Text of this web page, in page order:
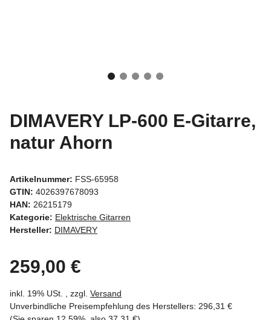
DIMAVERY LP-600 E-Gitarre,
natur Ahorn
Artikelnummer: FSS-65958
GTIN: 4026397678093
HAN: 26215179
Kategorie: Elektrische Gitarren
Hersteller: DIMAVERY
259,00 €
inkl. 19% USt. , zzgl. Versand
Unverbindliche Preisempfehlung des Herstellers: 296,31 €